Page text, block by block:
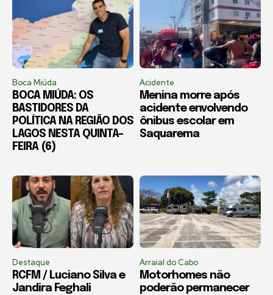
Boca Miúda
BOCA MIÚDA: OS
BASTIDORES DA
POLÍTICA NA REGIÃO DOS
LAGOS NESTA QUINTA-
FEIRA (6)
Acidente
Menina morre após
acidente envolvendo
ônibus escolar em
Saquarema
Destaque
RCFM / Luciano Silva e
Jandira Feghali
Arraial do Cabo
Motorhomes não
poderão permanecer